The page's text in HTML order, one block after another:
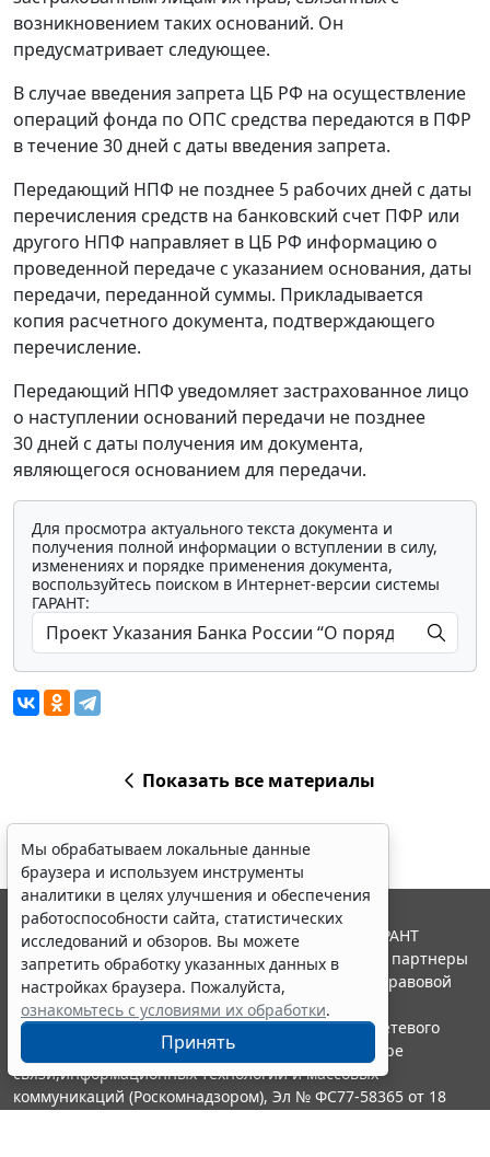
возникновением таких оснований. Он
предусматривает следующее.
В случае введения запрета ЦБ РФ на осуществление
операций фонда по ОПС средства передаются в ПФР
в течение 30 дней с даты введения запрета.
Передающий НПФ не позднее 5 рабочих дней с даты
перечисления средств на банковский счет ПФР или
другого НПФ направляет в ЦБ РФ информацию о
проведенной передаче с указанием основания, даты
передачи, переданной суммы. Прикладывается
копия расчетного документа, подтверждающего
перечисление.
Передающий НПФ уведомляет застрахованное лицо
о наступлении оснований передачи не позднее
30 дней с даты получения им документа,
являющегося основанием для передачи.
Для просмотра актуального текста документа и
получения полной информации о вступлении в силу,
изменениях и порядке применения документа,
воспользуйтесь поиском в Интернет-версии системы
ГАРАНТ:
Показать все материалы
Мы обрабатываем локальные данные
браузера и используем инструменты
аналитики в целях улучшения и обеспечения
работоспособности сайта, статистических
исследований и обзоров. Вы можете
запретить обработку указанных данных в
настройках браузера. Пожалуйста,
ознакомьтесь с условиями их обработки.
Принять
© ООО "НПП "ГАРАНТ-СЕРВИС", 2026. Система ГАРАНТ
выпускается с 1990 года. Компания "Гарант" и ее партнеры
являются участниками Российской ассоциации правовой
информации ГАРАНТ.
Портал ГАРАНТ.РУ зарегистрирован в качестве сетевого
издания Федеральной службой по надзору в сфере
связи,информационных технологий и массовых
коммуникаций (Роскомнадзором), Эл № ФС77-58365 от 18